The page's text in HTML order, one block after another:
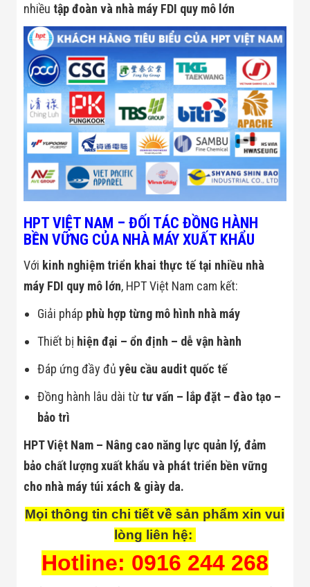
nhiều tập đoàn và nhà máy FDI quy mô lớn
HPT VIỆT NAM – ĐỐI TÁC ĐỒNG HÀNH
BỀN VỮNG CỦA NHÀ MÁY XUẤT KHẨU
Với kinh nghiệm triển khai thực tế tại nhiều nhà
máy FDI quy mô lớn, HPT Việt Nam cam kết:
Giải pháp phù hợp từng mô hình nhà máy
Thiết bị hiện đại – ổn định – dễ vận hành
Đáp ứng đầy đủyêu cầu audit quốc tế
Đồng hành lâu dài từ tư vấn – lắp đặt – đào tạo –
bảo trì
HPT Việt Nam – Nâng cao năng lực quản lý, đảm
bảo chất lượng xuất khẩu và phát triển bền vững
cho nhà máy túi xách & giày da.
Mọi thông tin chi tiết về sản phẩm xin vui
lòng liên hệ:
Hotline: 0916 244 268